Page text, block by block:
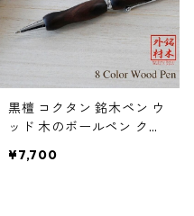
黒檀 コクタン 銘木ペン ウ
ッド 木のボールペン クロ
¥7,700